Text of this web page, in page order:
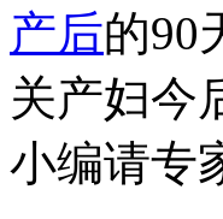
产后的90
关产妇今
小编请专